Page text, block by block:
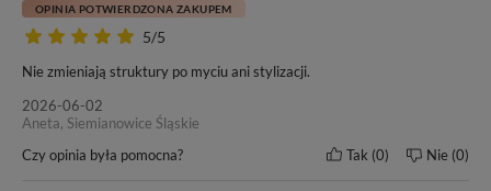
Naszym włosom zaufało wielu klientów oraz salonów
fryzjerskich w kraju i poza granicami Polski. Od wielu lat
nasze motto pozostaje bez zmian -„Nasze włosy, Twoja
5/5
OPINIA POTWIERDZONA ZAKUPEM
Nie zmieniają struktury po myciu ani stylizacji.
2026-06-02
Aneta, Siemianowice Śląskie
Czy opinia była pomocna?
Tak 0 Nie 0